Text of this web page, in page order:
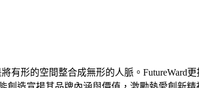
有形的空間整合成無形的人脈。FutureWard